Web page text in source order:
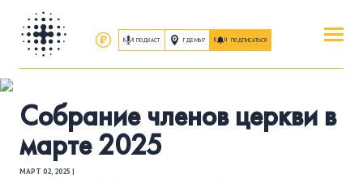
ПОДКАСТ ГДЕ МЫ? ПОДПИСАТЬСЯ
ОБ ИИСУСЕ ХРИСТЕ
Собрание членов церкви в
марте 2025
МАРТ 02, 2025 |